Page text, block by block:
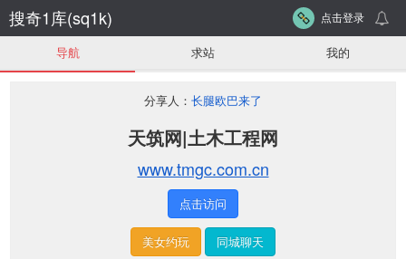
搜奇1库(sq1k) 点击登录
导航 求站 我的
分享人： 长腿欧巴来了
天筑网|土木工程网
www.tmgc.com.cn
点击访问
美女约玩 同城聊天